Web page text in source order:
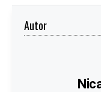
Autor